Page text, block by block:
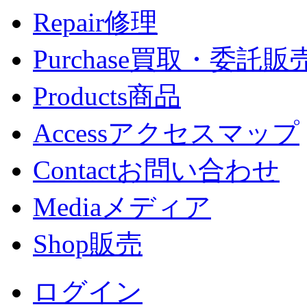
Repair修理
Purchase買取・委託販
Products商品
Accessアクセスマップ
Contactお問い合わせ
Mediaメディア
Shop販売
ログイン